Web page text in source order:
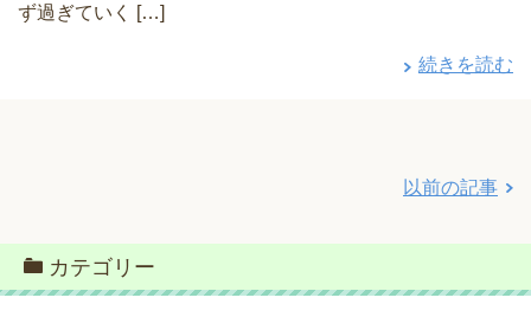
ず過ぎていく […]
続きを読む
以前の記事
カテゴリー